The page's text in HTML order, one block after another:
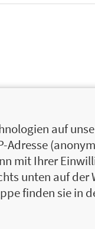
auf
Adresse
mit Ihrer
unten auf
finden sie in